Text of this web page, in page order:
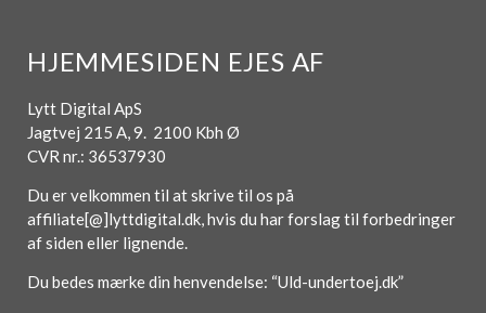
HJEMMESIDEN EJES AF
Lytt Digital ApS
Jagtvej 215 A, 9. 2100 Kbh Ø
CVR nr.: 36537930
Du er velkommen til at skrive til os på
affiliate[@]lyttdigital.dk, hvis du har forslag til forbedringer
af siden eller lignende.
Du bedes mærke din henvendelse: “Uld-undertoej.dk”